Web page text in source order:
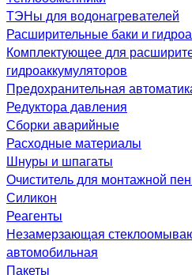
ТЭНы для водонагревателей
Расширительные баки и
Комплектующее для
гидроаккумуляторов
Предохранительная
Редуктора давления
Сборки аварийные
Расходные материалы
Шнуры и шпагаты
Очиститель для монтажной
Силикон
Реагенты
Незамерзающая
автомобильная
Пакеты